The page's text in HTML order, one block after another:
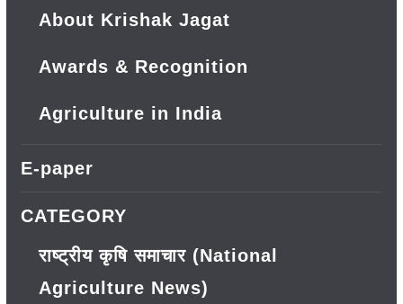
About Krishak Jagat
Awards & Recognition
Agriculture in India
E-paper
CATEGORY
राष्ट्रीय कृषि समाचार (National
Agriculture News)